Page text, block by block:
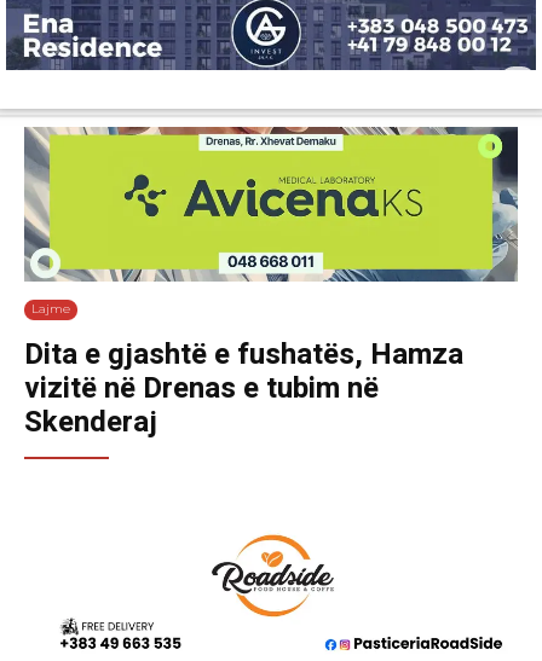
Lajme
Dita e gjashtë e fushatës, Hamza
vizitë në Drenas e tubim në
Skenderaj